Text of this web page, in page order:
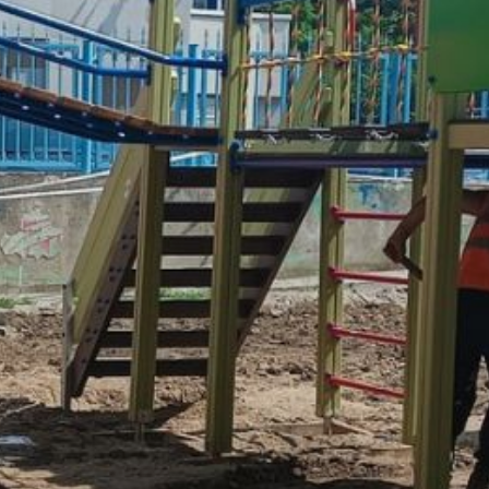
при поддержке 170 тысяч
волонтеров, собравших свыше
9,5 миллиона голосов.
В Хабаровском крае в выборе
общественных пространств
участвовали более 128 тысяч
жителей, задействованы
около 1 тысячи добровольцев
в 15 муниципалитетах. Из 225
предложенных объектов
в регионе наибольшее
количество голосов получили
сквер на улице Калараша
в Хабаровске (20 442 голоса),
сквер памяти героям СВО
в Комсомольске-на-Амуре (4
765 голосов) и пешеходная зона
сквера на пр. Мира в Амурске
(2 220 голосов).
Всего в 2026 году в крае будет
благоустроено 53
общественных пространства,
включая скверы, детские
и спортивные площадки, зоны